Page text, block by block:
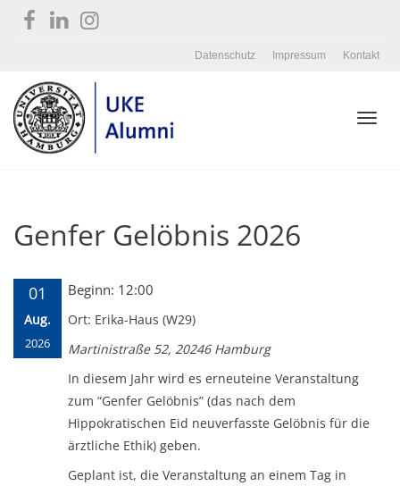
Datenschutz Impressum Kontakt
Genfer Gelöbnis 2026
01
Aug.
2026
Beginn: 12:00
Ort: Erika-Haus (W29)
Martinistraße 52, 20246 Hamburg
In diesem Jahr wird es erneuteine Veranstaltung
zum “Genfer Gelöbnis” (das nach dem
Hippokratischen Eid neuverfasste Gelöbnis für die
ärztliche Ethik) geben.
Geplant ist, die Veranstaltung an einem Tag in